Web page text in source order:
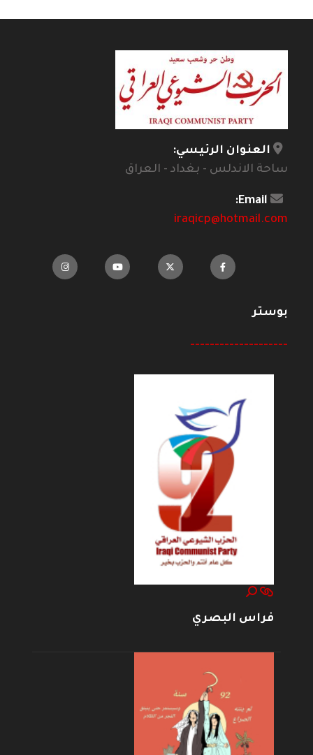
العنوان الرئيسي:
ساحة الاندلس - بغداد - العراق
Email:
iraqicp@hotmail.com
بوستر
--------------------
فراس البصري